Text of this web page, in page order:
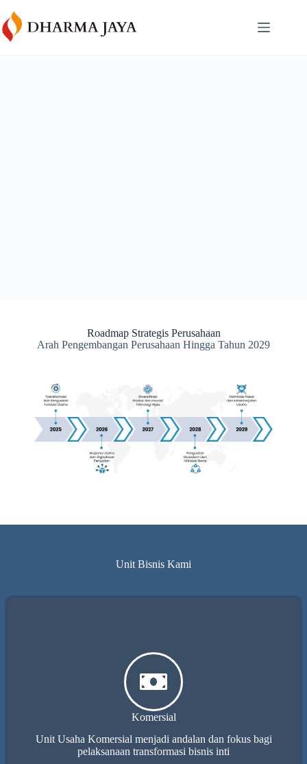
Roadmap Strategis Perusahaan
Arah Pengembangan Perusahaan Hingga Tahun 2029
Unit Bisnis Kami
Komersial
Unit Usaha Komersial menjadi andalan dan fokus bagi
pelaksanaan transformasi bisnis inti